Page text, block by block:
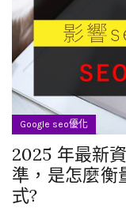
Google seo優化
2025 年最新
準，是怎麼衡
式?